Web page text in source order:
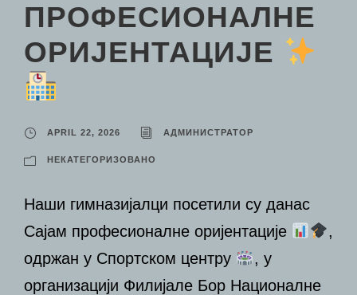
ПРОФЕСИОНАЛНЕ
ОРИЈЕНТАЦИЈЕ
APRIL 22, 2026 АДМИНИСТРАТОР
НЕКАТЕГОРИЗОВАНО
Наши гимназијалци посетили су данас
Сајам професионалне оријентације
,
одржан у Спортском центру
, у
организацији Филијале Бор Националне